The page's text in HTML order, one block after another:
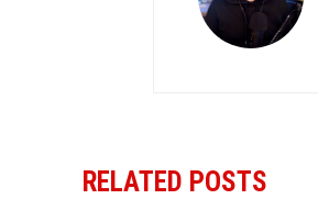
RELATED POSTS